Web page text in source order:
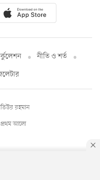
নীতি ও শর্ত
আলো
রহমান